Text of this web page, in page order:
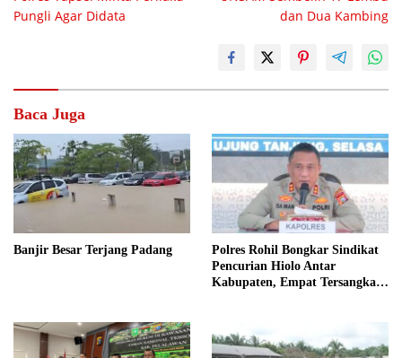
Pungli Agar Didata
dan Dua Kambing
Baca Juga
Banjir Besar Terjang Padang
Polres Rohil Bongkar Sindikat
Pencurian Hiolo Antar
Kabupaten, Empat Tersangka